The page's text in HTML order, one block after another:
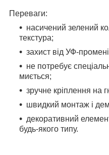
Переваги:
насичений зелений
текстура;
захист від УФ-
не потребує
миється;
зручне кріплення на
швидкий монтаж і
декоративний
будь-якого типу.